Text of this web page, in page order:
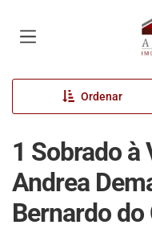
Ordenar
1 Sobrado à
Andrea
Bernardo do